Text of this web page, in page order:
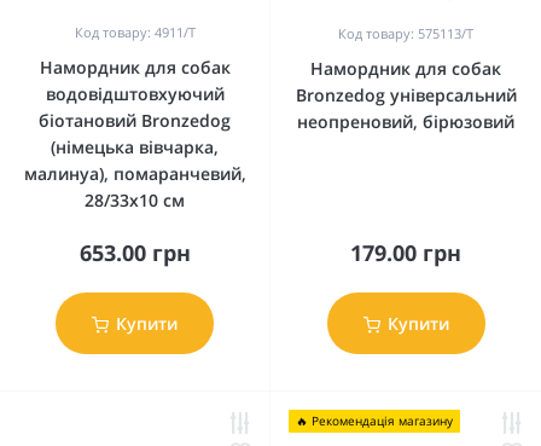
Код товару: 4911/Т
Намордник для собак
водовідштовхуючий
біотановий Bronzedog
(німецька вівчарка,
малинуа), помаранчевий,
28/33х10 см
653.00 грн
Купити
Код товару: 575113/Т
Намордник для собак
Bronzedog універсальний
неопреновий, бірюзовий
179.00 грн
Купити
🔥 Рекомендація магазину